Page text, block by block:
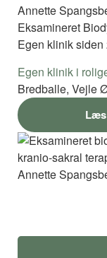
Annette
Eksamineret
Egen klinik siden
Egen klinik i
Bredballe, Vejle
Læs